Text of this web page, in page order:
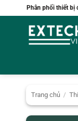
qua
Phân phối thiết bị
Trang chủ /